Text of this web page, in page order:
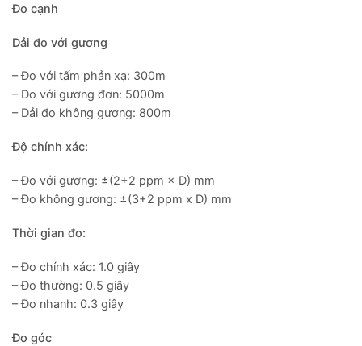
Đo cạnh
Dải đo với gương
– Đo với tấm phản xạ: 300m
– Đo với gương đơn: 5000m
– Dải đo không gương: 800m
Độ chính xác:
– Đo với gương: ±(2+2 ppm × D) mm
– Đo không gương: ±(3+2 ppm x D) mm
Thời gian đo:
– Đo chính xác: 1.0 giây
– Đo thường: 0.5 giây
– Đo nhanh: 0.3 giây
Đo góc